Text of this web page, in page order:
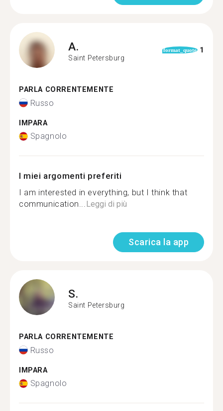
A.
Saint Petersburg
format_quote 1
PARLA CORRENTEMENTE
Russo
IMPARA
Spagnolo
I miei argomenti preferiti
I am interested in everything, but I think that
communication...Leggi di più
Scarica la app
S.
Saint Petersburg
PARLA CORRENTEMENTE
Russo
IMPARA
Spagnolo